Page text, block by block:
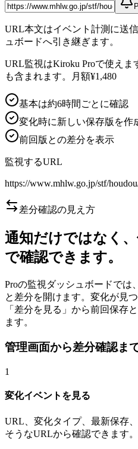
URL本文はイベント計測に送
ュボードへ引き継ぎます。
URL監視はKiroku Proで使えま
も含まれます。月額¥1,480
基本は約6時間ごとに確認
変化時に新しい保存版を作
前回版との差分を表示
監視するURL
https://www.mhlw.go.jp/stf/
差分確認の見え方
通知だけではなく
で確認できます。
Proの監視ダッシュボードでは
と差分を開けます。変化が見
「差分を見る」から前回保存
ます。
管理画面から差分確認ま
1
変化イベントを見る
URL、変化タイプ、最新保存
そうなURLから確認できます。